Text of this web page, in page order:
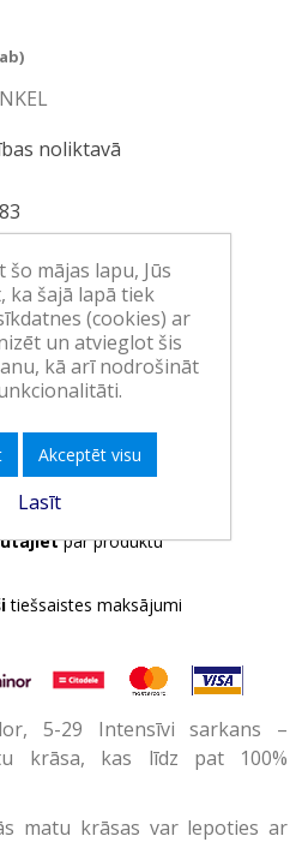
noliktavā
3
1
visā Latvijā.
par produktu
tiešsaistes maksājumi
5-29 Intensīvi sarkans –
krāsa, kas līdz pat 100%
matu krāsas var lepoties ar
mājas lapu, Jūs
ka šajā lapā tiek
(cookies) ar
un atvieglot šis
kā arī nodrošināt
Akceptēt visu
Lasīt